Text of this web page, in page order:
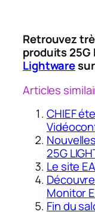
Retrouvez
produits 25G
Lightware
Articles
CHIEF
25G
Le site
Monitor
Fin du